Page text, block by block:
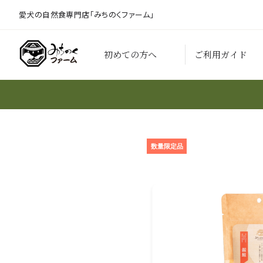
愛犬の自然食専門店「みちのくファーム」
初めての方へ ご利用ガイド